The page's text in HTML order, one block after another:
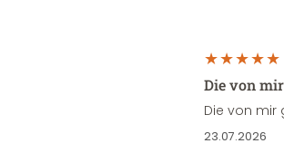
Die von
Die von mir
23.07.2026